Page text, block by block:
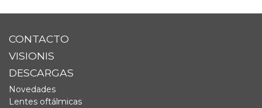
CONTACTO
VISIONIS
DESCARGAS
Novedades
Lentes oftálmicas